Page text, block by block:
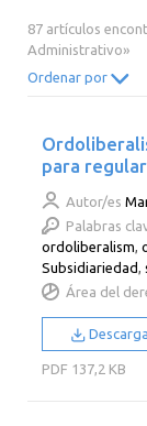
87 artículos
Administrativo»
Ordenar por
para
Autor/es
Palabras
ordoliberalism,
Subsidiariedad,
Área del
PDF 137,2 KB